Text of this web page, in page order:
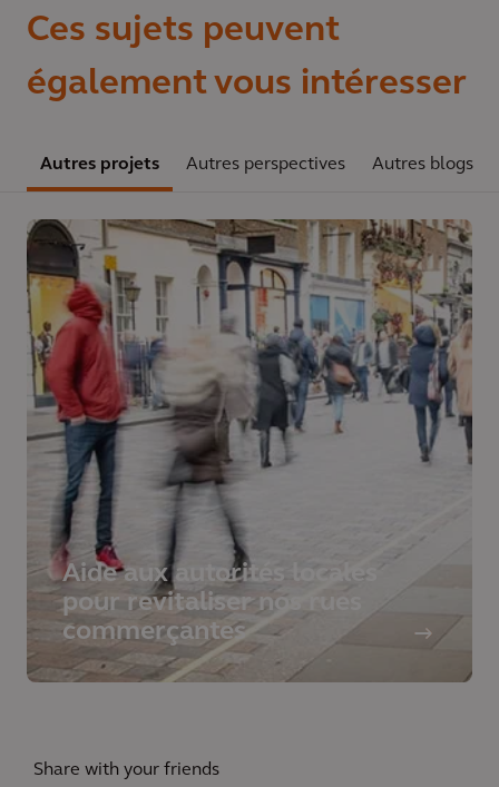
Ces sujets peuvent
également vous intéresser
Autres projets Autres perspectives Autres blogs
Aide aux autorités locales
pour revitaliser nos rues
commerçantes
Share with your friends